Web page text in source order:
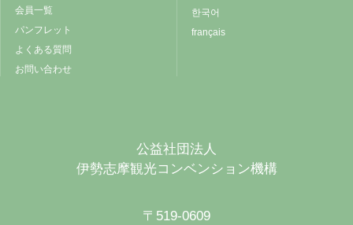
会員一覧
パンフレット
よくある質問
お問い合わせ
한국어
français
公益社団法人
伊勢志摩観光コンベンション機構
〒519-0609